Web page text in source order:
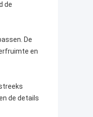
de
De
en
de details